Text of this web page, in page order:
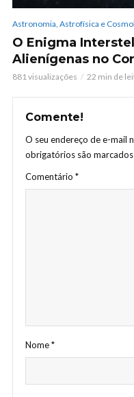
Astronomia, Astrofísica e
O Enigma
Alienígenas no
881 visualizações 22 min de
Comente!
O seu endereço de e-mail
obrigatórios são
Comentário *
Nome*